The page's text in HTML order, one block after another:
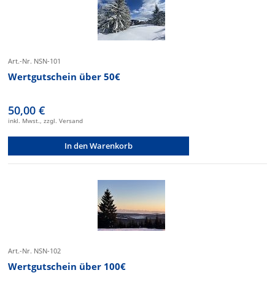
Art.-Nr. NSN-101
Wertgutschein über 50€
50,00 €
inkl. Mwst., zzgl. Versand
In den Warenkorb
Art.-Nr. NSN-102
Wertgutschein über 100€